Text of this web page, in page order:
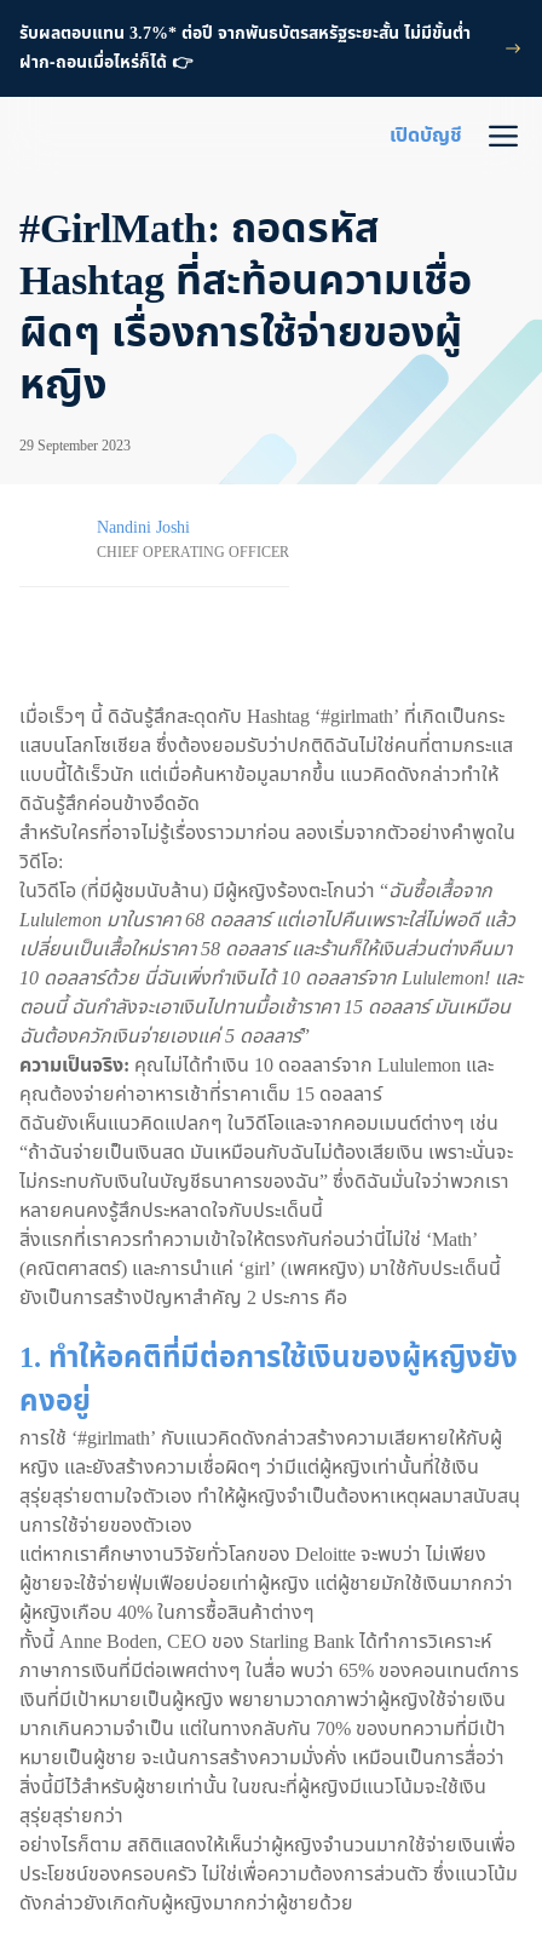
รับผลตอบแทน 3.7%* ต่อปี จากพันธบัตรสหรัฐระยะสั้น ไม่มีขั้นต่ำ
ฝาก-ถอนเมื่อไหร่ก็ได้ 👉
เปิดบัญชี
#GirlMath: ถอดรหัส
Hashtag ที่สะท้อนความเชื่อ
ผิดๆ เรื่องการใช้จ่ายของผู้
หญิง
29 September 2023
Nandini Joshi
CHIEF OPERATING OFFICER
เมื่อเร็วๆ นี้ ดิฉันรู้สึกสะดุดกับ Hashtag ‘#girlmath’ ที่เกิดเป็นกระ
แสบนโลกโซเชียล ซึ่งต้องยอมรับว่าปกติดิฉันไม่ใช่คนที่ตามกระแส
แบบนี้ได้เร็วนัก แต่เมื่อค้นหาข้อมูลมากขึ้น แนวคิดดังกล่าวทำให้
ดิฉันรู้สึกค่อนข้างอึดอัด
สำหรับใครที่อาจไม่รู้เรื่องราวมาก่อน ลองเริ่มจากตัวอย่างคำพูดใน
วิดีโอ:
ในวิดีโอ (ที่มีผู้ชมนับล้าน) มีผู้หญิงร้องตะโกนว่า “ฉันซื้อเสื้อจาก
Lululemon มาในราคา 68 ดอลลาร์ แต่เอาไปคืนเพราะใส่ไม่พอดี แล้ว
เปลี่ยนเป็นเสื้อใหม่ราคา 58 ดอลลาร์ และร้านก็ให้เงินส่วนต่างคืนมา
10 ดอลลาร์ด้วย นี่ฉันเพิ่งทำเงินได้ 10 ดอลลาร์จาก Lululemon! และ
ตอนนี้ ฉันกำลังจะเอาเงินไปทานมื้อเช้าราคา 15 ดอลลาร์ มันเหมือน
ฉันต้องควักเงินจ่ายเองแค่ 5 ดอลลาร์”
ความเป็นจริง: คุณไม่ได้ทำเงิน 10 ดอลลาร์จาก Lululemon และ
คุณต้องจ่ายค่าอาหารเช้าที่ราคาเต็ม 15 ดอลลาร์
ดิฉันยังเห็นแนวคิดแปลกๆ ในวิดีโอและจากคอมเมนต์ต่างๆ เช่น
“ถ้าฉันจ่ายเป็นเงินสด มันเหมือนกับฉันไม่ต้องเสียเงิน เพราะนั่นจะ
ไม่กระทบกับเงินในบัญชีธนาคารของฉัน” ซึ่งดิฉันมั่นใจว่าพวกเรา
หลายคนคงรู้สึกประหลาดใจกับประเด็นนี้
สิ่งแรกที่เราควรทำความเข้าใจให้ตรงกันก่อนว่านี่ไม่ใช่ ‘Math’
(คณิตศาสตร์) และการนำแค่ ‘girl’ (เพศหญิง) มาใช้กับประเด็นนี้
ยังเป็นการสร้างปัญหาสำคัญ 2 ประการ คือ
1. ทำให้อคติที่มีต่อการใช้เงินของผู้หญิงยัง
คงอยู่
การใช้ ‘#girlmath’ กับแนวคิดดังกล่าวสร้างความเสียหายให้กับผู้
หญิง และยังสร้างความเชื่อผิดๆ ว่ามีแต่ผู้หญิงเท่านั้นที่ใช้เงิน
สุรุ่ยสุร่ายตามใจตัวเอง ทำให้ผู้หญิงจำเป็นต้องหาเหตุผลมาสนับสนุ
นการใช้จ่ายของตัวเอง
แต่หากเราศึกษางานวิจัยทั่วโลกของ Deloitte จะพบว่า ไม่เพียง
ผู้ชายจะใช้จ่ายฟุ่มเฟือยบ่อยเท่าผู้หญิง แต่ผู้ชายมักใช้เงินมากกว่า
ผู้หญิงเกือบ 40% ในการซื้อสินค้าต่างๆ
ทั้งนี้ Anne Boden, CEO ของ Starling Bank ได้ทำการวิเคราะห์
ภาษาการเงินที่มีต่อเพศต่างๆ ในสื่อ พบว่า 65% ของคอนเทนต์การ
เงินที่มีเป้าหมายเป็นผู้หญิง พยายามวาดภาพว่าผู้หญิงใช้จ่ายเงิน
มากเกินความจำเป็น แต่ในทางกลับกัน 70% ของบทความที่มีเป้า
หมายเป็นผู้ชาย จะเน้นการสร้างความมั่งคั่ง เหมือนเป็นการสื่อว่า
สิ่งนี้มีไว้สำหรับผู้ชายเท่านั้น ในขณะที่ผู้หญิงมีแนวโน้มจะใช้เงิน
สุรุ่ยสุร่ายกว่า
อย่างไรก็ตาม สถิติแสดงให้เห็นว่าผู้หญิงจำนวนมากใช้จ่ายเงินเพื่อ
ประโยชน์ของครอบครัว ไม่ใช่เพื่อความต้องการส่วนตัว ซึ่งแนวโน้ม
ดังกล่าวยังเกิดกับผู้หญิงมากกว่าผู้ชายด้วย